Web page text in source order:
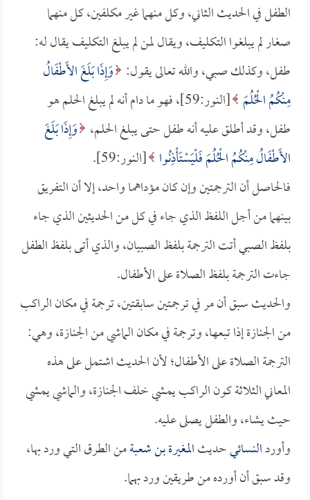
الطفل في الحديث الثاني، وكل منهما غير مكلفين، كل منهما
صغار لم يبلغوا التكليف، ويقال لمن لم يبلغ التكليف يقال له:
طفل، وكذلك صبي، والله تعالى يقول: وَإِذَا بَلَغَ الأَطْفَالُ
مِنْكُمُ الْحُلُمَ
[النور:59]، فهو ما دام أنه لم يبلغ الحلم هو
طفل، وقد أطلق عليه أنه طفل حتى يبلغ الحلم، وَإِذَا بَلَغَ
الأَطْفَالُ مِنْكُمُ الْحُلُمَ فَلْيَسْتَأْذِنُوا [النور:59].
فالحاصل أن الترجمتين وإن كان مؤداهما واحد، إلا أن التفريق
بينهما من أجل اللفظ الذي جاء في كل من الحديثين الذي جاء
بلفظ الصبي أتت الترجمة بلفظ الصبيان، والذي أتى بلفظ الطفل
جاءت الترجمة بلفظ الصلاة على الأطفال.
والحديث سبق أن مر في ترجمتين سابقتين، ترجمة في مكان الراكب
من الجنازة إذا تبعها، وترجمة في مكان الماشي من الجنازة، وهي:
الترجمة الصلاة على الأطفال؛ لأن الحديث اشتمل على هذه
المعاني الثلاثة كون الراكب يمشي خلف الجنازة، والماشي يمشي
حيث يشاء، والطفل يصلى عليه.
وأوردالنسائيحديثالمغيرة بن شعبةمن الطرق التي ورد بها،
وقد سبق أن أورده من طريقين ورد بهما.